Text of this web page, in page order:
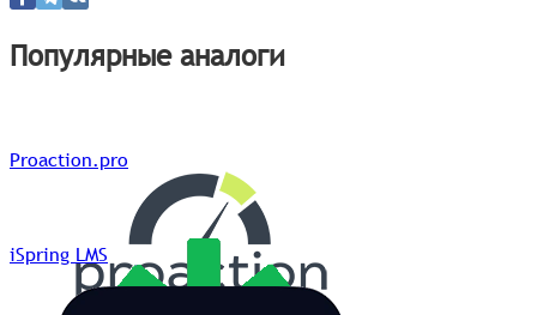
Популярные аналоги
Proaction.pro
iSpring LMS